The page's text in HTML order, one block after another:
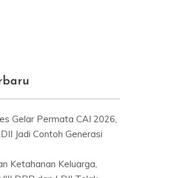
Gelar Permata CAI 2026,
Jadi Contoh Generasi
Ketahanan Keluarga,